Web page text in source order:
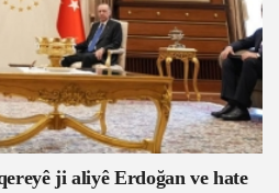
ji aliyê Erdoğan ve hate